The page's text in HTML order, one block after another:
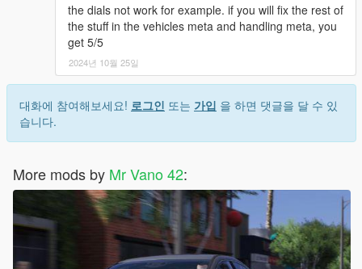
the dials not work for example. if you will fix the rest of
the stuff in the vehicles meta and handling meta, you
get 5/5
2024년 10월 25일
대화에 참여해보세요! 로그인 또는 가입 을 하면 댓글을 달 수 있
습니다.
More mods by Mr Vano 42: